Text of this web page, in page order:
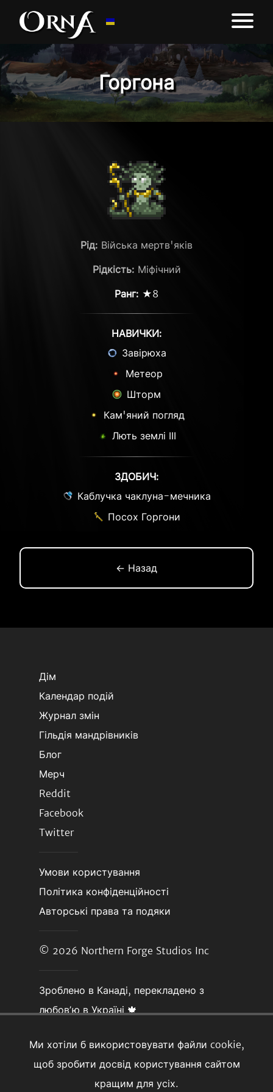
Горгона
Ми хотіли б використовувати файли cookie,
щоб зробити досвід користування сайтом
кращим для усіх.
Рід: Війська мертв'яків
Рідкість: Міфічний
Ранг: ★8
НАВИЧКИ:
Завірюха
Метеор
Шторм
Кам'яний погляд
Лють землі ІІІ
ЗДОБИЧ:
Каблучка чаклуна-мечника
Посох Горгони
← Назад
Дім
Календар подій
Журнал змін
Гільдія мандрівників
Блог
Мерч
Reddit
Facebook
Twitter
Умови користування
Політика конфіденційності
Авторські права та подяки
© 2026 Northern Forge Studios Inc
Зроблено в Канаді, перекладено з
любовʼю в Україні 🍁